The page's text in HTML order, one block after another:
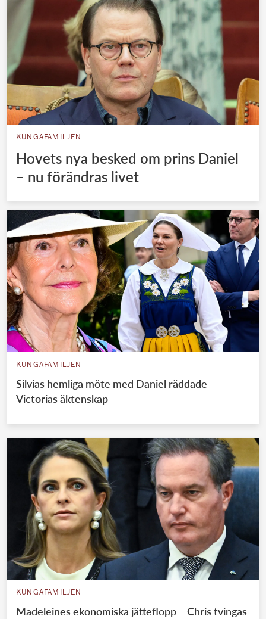
KUNGAFAMILJEN
Hovets nya besked om prins Daniel
– nu förändras livet
KUNGAFAMILJEN
Silvias hemliga möte med Daniel räddade
Victorias äktenskap
KUNGAFAMILJEN
Madeleines ekonomiska jätteflopp – Chris tvingas